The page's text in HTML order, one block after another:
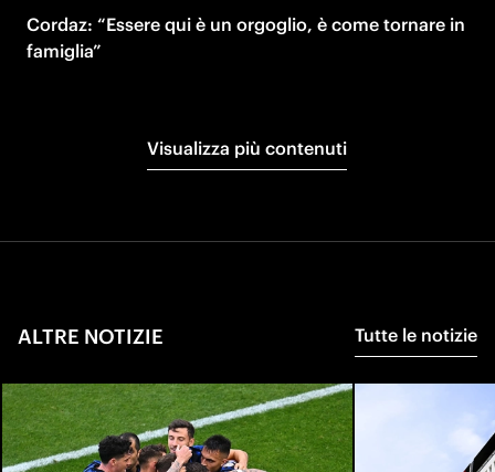
Cordaz: “Essere qui è un orgoglio, è come tornare in
famiglia”
Visualizza più contenuti
ALTRE NOTIZIE Tutte le notizie